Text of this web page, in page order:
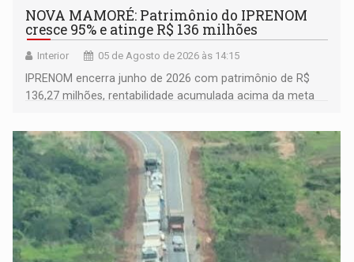
NOVA MAMORÉ: Patrimônio do IPRENOM
cresce 95% e atinge R$ 136 milhões
Interior 05 de Agosto de 2026 às 14:15
IPRENOM encerra junho de 2026 com patrimônio de R$
136,27 milhões, rentabilidade acumulada acima da meta